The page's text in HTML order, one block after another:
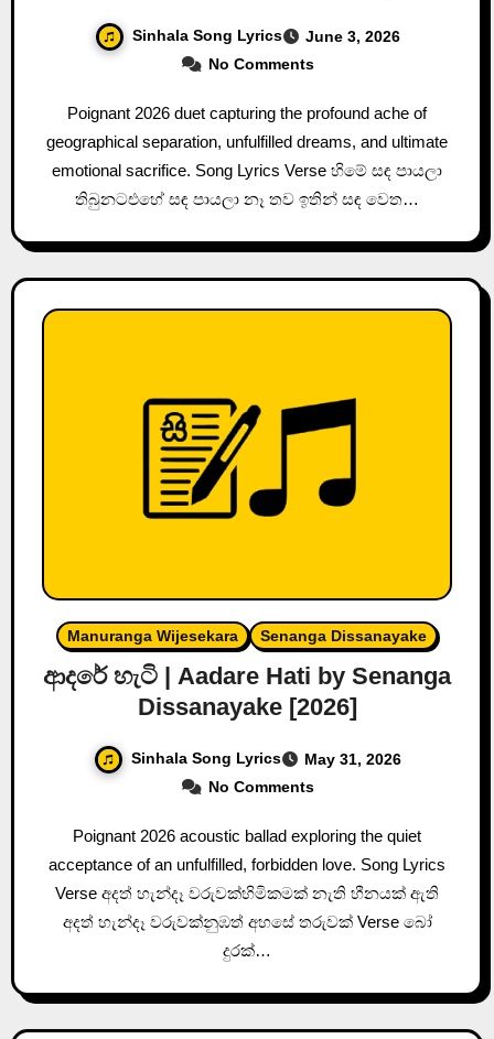
Sinhala Song Lyrics
June 3, 2026
No Comments
Poignant 2026 duet capturing the profound ache of
geographical separation, unfulfilled dreams, and ultimate
emotional sacrifice. Song Lyrics Verse හිමේ සඳ පායලා
තිබුනටඑහේ සඳ පායලා නෑ තව ඉතින් සඳ වෙත…
Manuranga Wijesekara Senanga Dissanayake
ආදරේ හැටි | Aadare Hati by Senanga
Dissanayake [2026]
Sinhala Song Lyrics
May 31, 2026
No Comments
Poignant 2026 acoustic ballad exploring the quiet
acceptance of an unfulfilled, forbidden love. Song Lyrics
Verse අදත් හැන්දෑ වරුවක්හිමිකමක් නැති හීනයක් ඇති
අදත් හැන්දෑ වරුවක්නුඹත් අහසේ තරුවක් Verse බෝ
දුරක්…